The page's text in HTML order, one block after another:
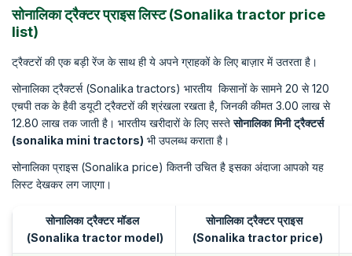
सोनालिका ट्रैक्टर प्राइस लिस्ट (Sonalika tractor price
list)
ट्रैक्टरों की एक बड़ी रेंज के साथ ही ये अपने ग्राहकों के लिए बाज़ार में उतरता है।
सोनालिका ट्रैक्टर्स (Sonalika tractors) भारतीय किसानों के सामने 20 से 120
एचपी तक के हैवी डयूटी ट्रैक्टरों की श्रंखला रखता है, जिनकी कीमत 3.00 लाख से
12.80 लाख तक जाती है। भारतीय खरीदारों के लिए सस्तेसोनालिका मिनी ट्रैक्टर्स
(sonalika mini tractors) भी उपलब्ध कराता है।
सोनालिका प्राइस (Sonalika price) कितनी उचित है इसका अंदाजा आपको यह
लिस्ट देखकर लग जाएगा।
सोनालिका ट्रैक्टर मॉडल
(Sonalika tractor model)
सोनालिका ट्रैक्टर प्राइस
(Sonalika tractor price)